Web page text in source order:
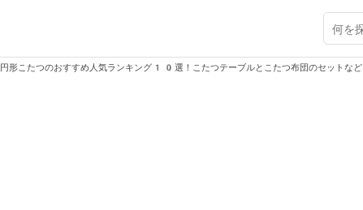
円形こたつのおすすめ人気ランキング10選！こたつテーブルとこたつ布団のセットなど